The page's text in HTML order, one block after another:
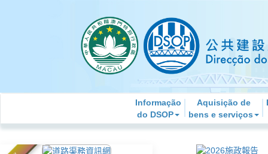
Informação
do DSOP
Aquisição de
bens e serviços